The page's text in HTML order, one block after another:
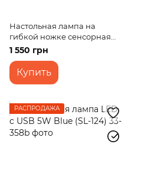
Настольная лампа на
гибкой ножке сенсорная
SL-95 5W G/WH
1 550 грн
Купить
РАСПРОДАЖА